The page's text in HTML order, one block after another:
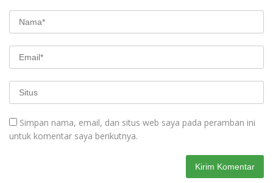
Simpan nama, email, dan situs web saya pada peramban ini
untuk komentar saya berikutnya.